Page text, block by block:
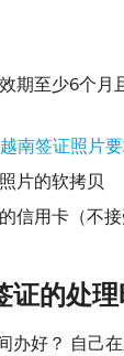
期至少6个月
越南签证照片
片的软拷贝
信用卡（不
证的处理
办好？ 自己